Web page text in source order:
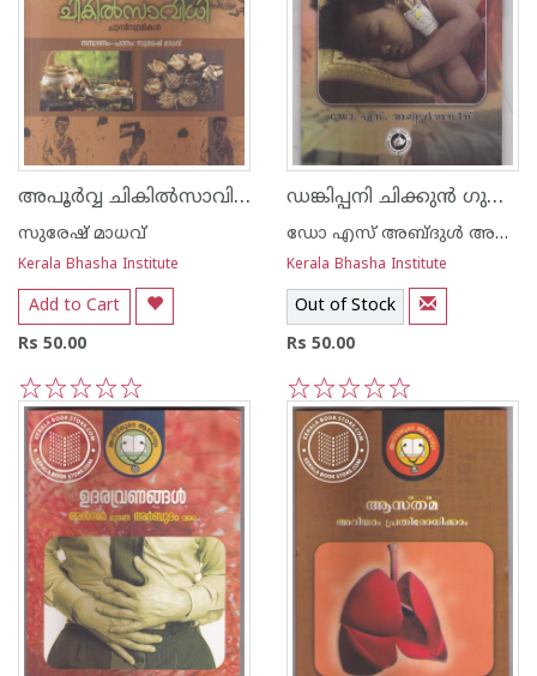
അപൂര്‍വ്വ ചികില്‍സാവിധി
സുരേഷ് മാധവ്
Kerala Bhasha Institute
Add to Cart
Rs 50.00
5
4
3
2
1
ഡങ്കിപ്പനി ചിക്കുന്‍ ഗുനിയ കാരണങ്ങളും പ്രതിരോധമാര്‍ഗങ്ങളും
ഡോ എസ് അബ്ദുള്‍ അസീസ്
Kerala Bhasha Institute
Out of Stock
Rs 50.00
5
4
3
2
1